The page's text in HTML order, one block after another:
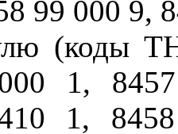
99 000 9,
(коды
1,
1,